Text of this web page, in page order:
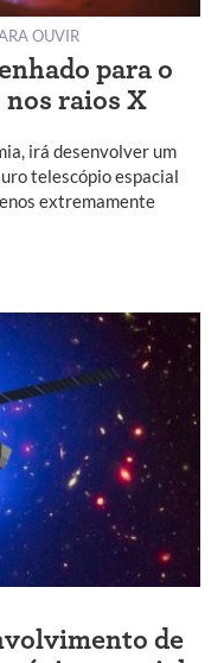
OUVIR
para o
raios X
irá desenvolver um
telescópio espacial
extremamente
de